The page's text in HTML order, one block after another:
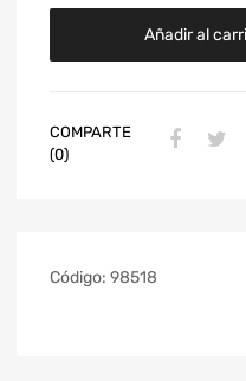
Añadir al
COMPARTE
(0)
Código: 98518